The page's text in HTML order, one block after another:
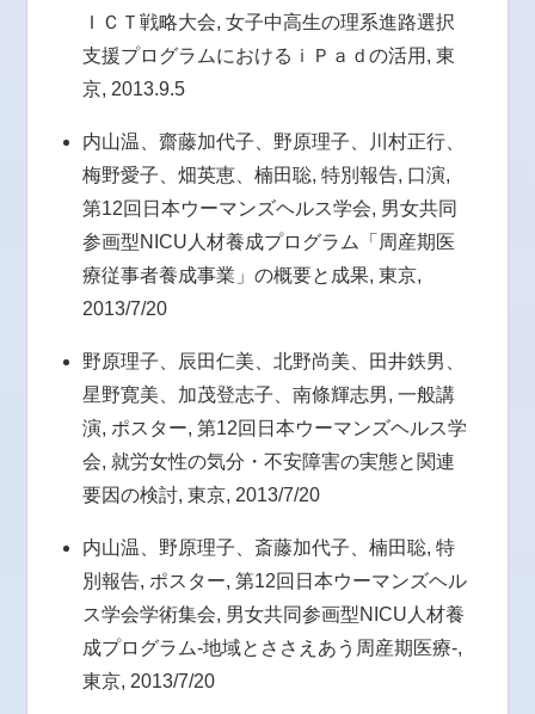
ＩＣＴ戦略大会, 女子中高生の理系進路選択
支援プログラムにおけるｉＰａｄの活用, 東
京, 2013.9.5
内山温、齋藤加代子、野原理子、川村正行、
梅野愛子、畑英恵、楠田聡, 特別報告, 口演,
第12回日本ウーマンズヘルス学会, 男女共同
参画型NICU人材養成プログラム「周産期医
療従事者養成事業」の概要と成果, 東京,
2013/7/20
野原理子、辰田仁美、北野尚美、田井鉄男、
星野寛美、加茂登志子、南條輝志男, 一般講
演, ポスター, 第12回日本ウーマンズヘルス学
会, 就労女性の気分・不安障害の実態と関連
要因の検討, 東京, 2013/7/20
内山温、野原理子、斎藤加代子、楠田聡, 特
別報告, ポスター, 第12回日本ウーマンズヘル
ス学会学術集会, 男女共同参画型NICU人材養
成プログラム-地域とささえあう周産期医療-,
東京, 2013/7/20